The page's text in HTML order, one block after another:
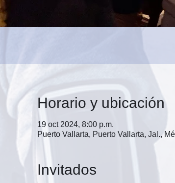
Horario y ubicación
19 oct 2024, 8:00 p.m.
Puerto Vallarta, Puerto Vallarta, Jal.,
Invitados